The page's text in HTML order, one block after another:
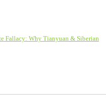
Fallacy: Why Tianyuan & Siberian